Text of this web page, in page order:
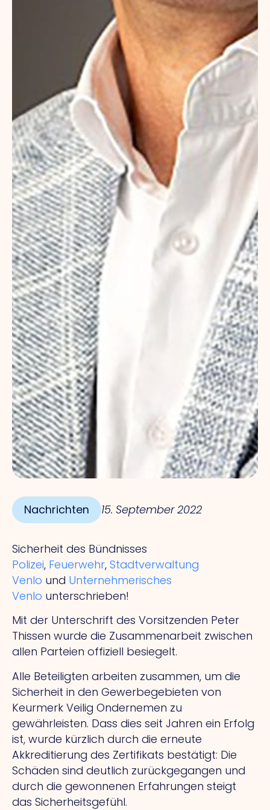
Nachrichten 15. September 2022
Sicherheit des Bündnisses
Polizei, Feuerwehr, Stadtverwaltung
Venlo und Unternehmerisches
Venlo unterschrieben!
Mit der Unterschrift des Vorsitzenden Peter
Thissen wurde die Zusammenarbeit zwischen
allen Parteien offiziell besiegelt.
Alle Beteiligten arbeiten zusammen, um die
Sicherheit in den Gewerbegebieten von
Keurmerk Veilig Ondernemen zu
gewährleisten. Dass dies seit Jahren ein Erfolg
ist, wurde kürzlich durch die erneute
Akkreditierung des Zertifikats bestätigt: Die
Schäden sind deutlich zurückgegangen und
durch die gewonnenen Erfahrungen steigt
das Sicherheitsgefühl.